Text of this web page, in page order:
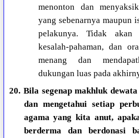
menonton dan
yang sebenarnya maupun
pelakunya. Tidak
kesalah-pahaman, dan
menang dan
dukungan luas pada
20. Bila segenap makhluk
dan mengetahui setiap
agama yang kita anut,
berderma dan berdonasi